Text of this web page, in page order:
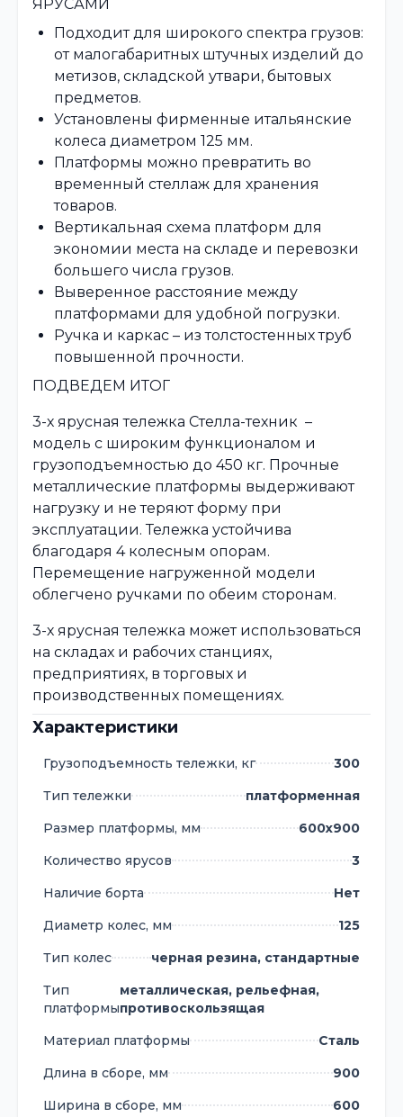
ЯРУСАМИ
Подходит для широкого спектра грузов:
от малогабаритных штучных изделий до
метизов, складской утвари, бытовых
предметов.
Установлены фирменные итальянские
колеса диаметром 125 мм.
Платформы можно превратить во
временный стеллаж для хранения
товаров.
Вертикальная схема платформ для
экономии места на складе и перевозки
большего числа грузов.
Выверенное расстояние между
платформами для удобной погрузки.
Ручка и каркас – из толстостенных труб
повышенной прочности.
ПОДВЕДЕМ ИТОГ
3-х ярусная тележка Стелла-техник –
модель с широким функционалом и
грузоподъемностью до 450 кг. Прочные
металлические платформы выдерживают
нагрузку и не теряют форму при
эксплуатации. Тележка устойчива
благодаря 4 колесным опорам.
Перемещение нагруженной модели
облегчено ручками по обеим сторонам.
3-х ярусная тележка может использоваться
на складах и рабочих станциях,
предприятиях, в торговых и
производственных помещениях.
Характеристики
Грузоподъемность тележки, кг
300
Тип тележки
платформенная
Размер платформы, мм
600х900
Количество ярусов
3
Наличие борта
Нет
Диаметр колес, мм
125
Тип колес
черная резина, стандартные
Тип
платформы
металлическая, рельефная,
противоскользящая
Материал платформы
Сталь
Длина в сборе, мм
900
Ширина в сборе, мм
600